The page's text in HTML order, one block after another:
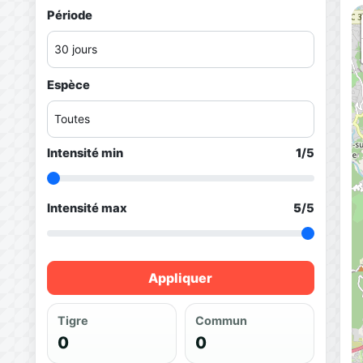
Période
Espèce
Intensité min 1/5
Intensité max 5/5
Appliquer
Tigre
0
Commun
0